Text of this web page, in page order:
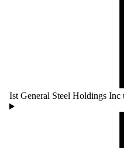
Ist General Steel Holdings Inc